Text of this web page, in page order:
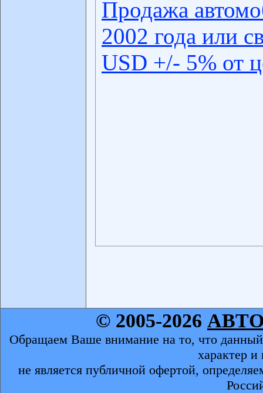
Продажа
2002 года или
USD +/- 5% от
© 2005-2026
Обращаем Ваше внимание на то, что
характер
не является публичной офертой,